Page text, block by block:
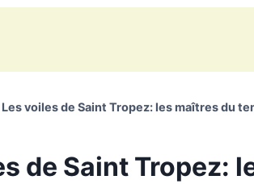
Les voiles de Saint Tropez: les maîtres du
de Saint Tropez: